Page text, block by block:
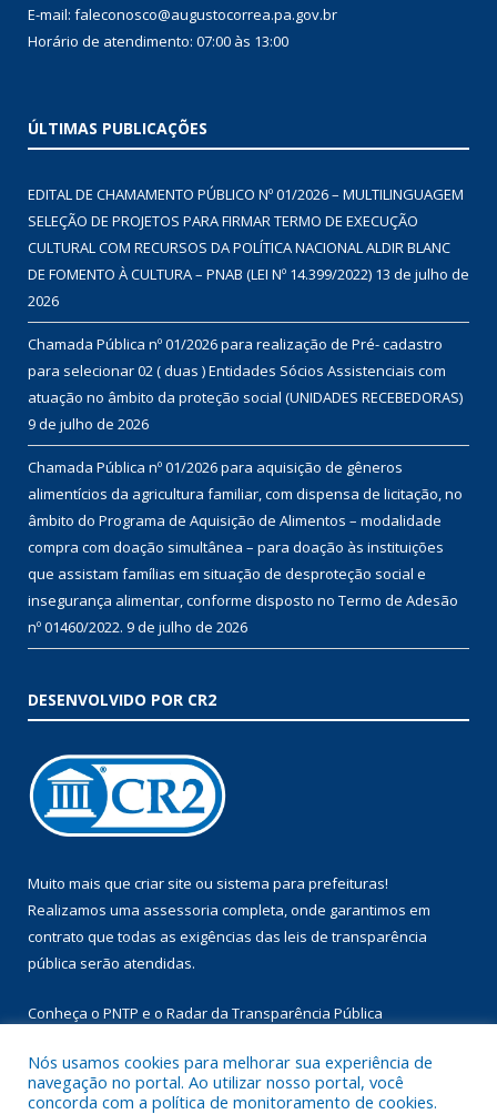
E-mail: faleconosco@augustocorrea.pa.gov.br
Horário de atendimento: 07:00 às 13:00
ÚLTIMAS PUBLICAÇÕES
EDITAL DE CHAMAMENTO PÚBLICO Nº 01/2026 – MULTILINGUAGEM
SELEÇÃO DE PROJETOS PARA FIRMAR TERMO DE EXECUÇÃO
CULTURAL COM RECURSOS DA POLÍTICA NACIONAL ALDIR BLANC
DE FOMENTO À CULTURA – PNAB (LEI Nº 14.399/2022) 13 de julho de
2026
Chamada Pública nº 01/2026 para realização de Pré- cadastro
para selecionar 02 ( duas ) Entidades Sócios Assistenciais com
atuação no âmbito da proteção social (UNIDADES RECEBEDORAS)
9 de julho de 2026
Chamada Pública nº 01/2026 para aquisição de gêneros
alimentícios da agricultura familiar, com dispensa de licitação, no
âmbito do Programa de Aquisição de Alimentos – modalidade
compra com doação simultânea – para doação às instituições
que assistam famílias em situação de desproteção social e
insegurança alimentar, conforme disposto no Termo de Adesão
nº 01460/2022. 9 de julho de 2026
DESENVOLVIDO POR CR2
Muito mais que criar site ou sistema para prefeituras!
Realizamos uma assessoria completa, onde garantimos em
contrato que todas as exigências das leis de transparência
pública serão atendidas.
Conheça o PNTP e o Radar da Transparência Pública
Nós usamos cookies para melhorar sua experiência de
navegação no portal. Ao utilizar nosso portal, você
concorda com a política de monitoramento de cookies.